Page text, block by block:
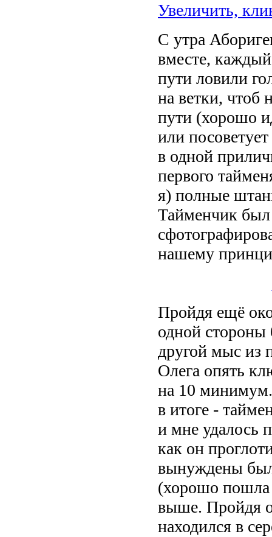
Увеличить,
С утра
вместе,
пути ловили
на ветки, чтоб
пути (хорошо
или
в одной
первого
я) полные
Тайменчик
нашему
Пройдя ещё
одной стороны
другой мыс из
Олега опять
на 10 минимум.
в итоге -
и мне удалось
как он
вынуждены
(хорошо пошла
выше. Пройдя
находился в